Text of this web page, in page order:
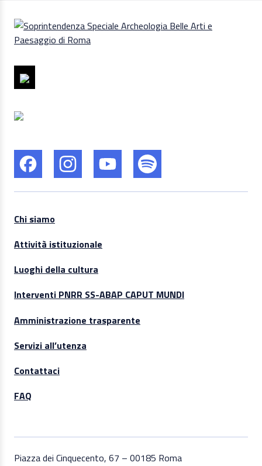
Chi siamo
Attività istituzionale
Luoghi della cultura
Interventi PNRR SS-ABAP CAPUT MUNDI
Amministrazione trasparente
Servizi all’utenza
Contattaci
FAQ
Piazza dei Cinquecento, 67 – 00185 Roma